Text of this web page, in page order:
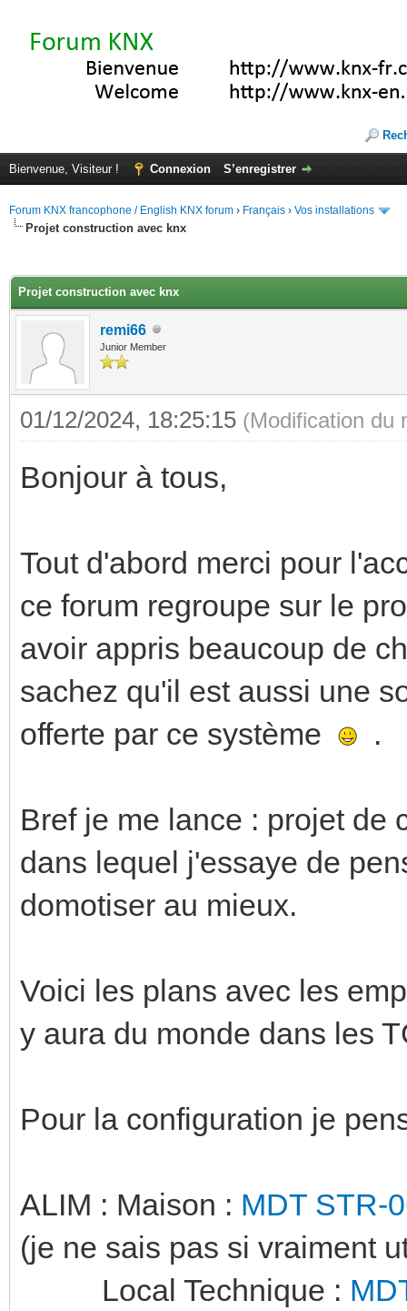
Bienvenue, Visiteur ! Connexion S’enregistrer
Forum KNX francophone / English KNX forum › Français › Vos installations
Projet construction avec knx
Projet construction avec knx
remi66
Junior Member
01/12/2024, 18:25:15 (Modification du
Bonjour à tous,
Tout d'abord merci pour
ce forum regroupe sur le
avoir appris beaucoup de
sachez qu'il est aussi une
offerte par ce système
.
Bref je me lance : projet de
dans lequel j'essaye de
domotiser au mieux.
Voici les plans avec les
y aura du monde dans les
Pour la configuration je
ALIM : Maison : MDT STR-
(je ne sais pas si vraiment
Local Technique :